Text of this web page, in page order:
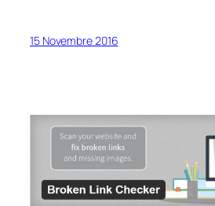
15 Novembre 2016